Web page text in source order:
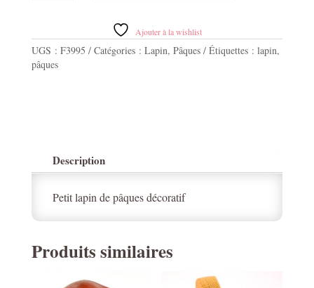
Ajouter à la wishlist
UGS : F3995 Catégories : Lapin, Pâques Étiquettes : lapin,
pâques
Description
Petit lapin de pâques décoratif
Produits similaires